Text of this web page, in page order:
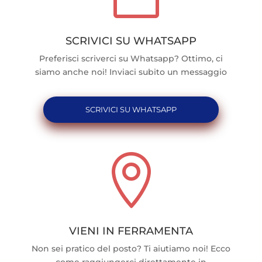
SCRIVICI SU WHATSAPP
Preferisci scriverci su Whatsapp? Ottimo, ci
siamo anche noi! Inviaci subito un messaggio
SCRIVICI SU WHATSAPP

VIENI IN FERRAMENTA
Non sei pratico del posto? Ti aiutiamo noi! Ecco